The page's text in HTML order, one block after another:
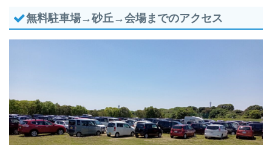
無料駐車場→砂丘→会場までのアクセス